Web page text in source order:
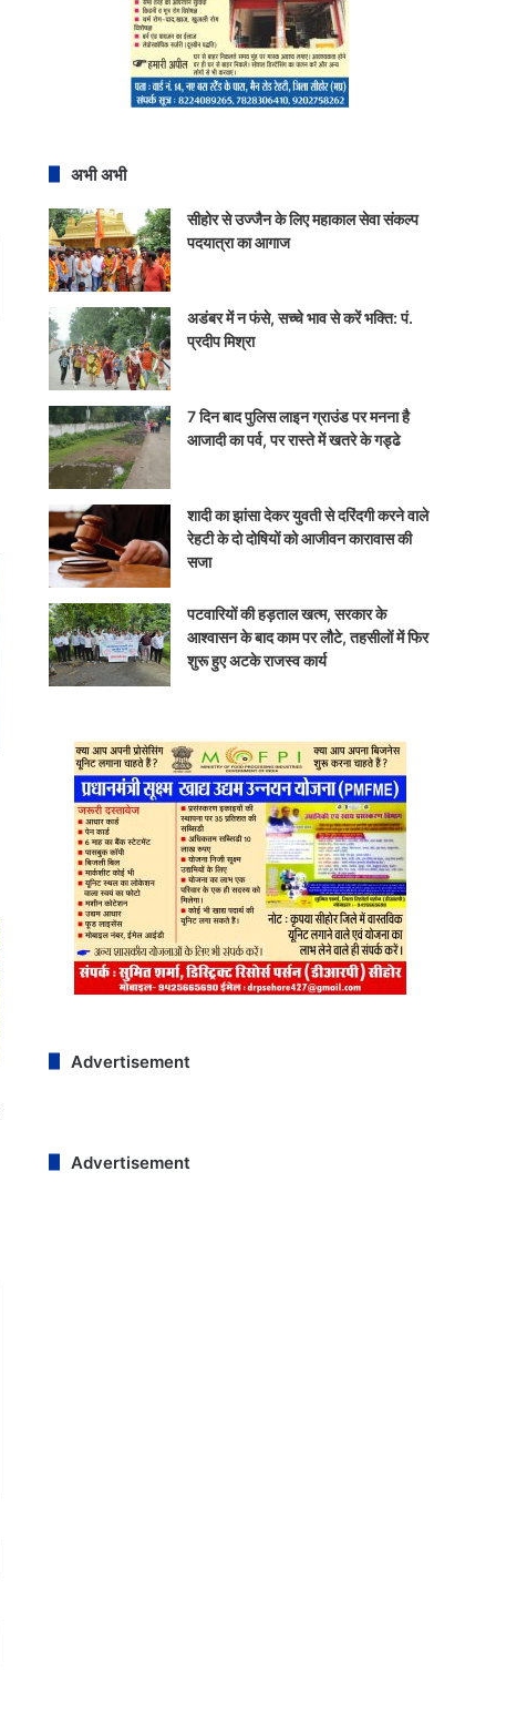
अभी अभी
सीहोर से उज्जैन के लिए महाकाल सेवा संकल्प
पदयात्रा का आगाज
अडंबर में न फंसे, सच्चे भाव से करें भक्ति: पं.
प्रदीप मिश्रा
7 दिन बाद पुलिस लाइन ग्राउंड पर मनना है
आजादी का पर्व, पर रास्ते में खतरे के गड्ढे
शादी का झांसा देकर युवती से दरिंदगी करने वाले
रेहटी के दो दोषियों को आजीवन कारावास की
सजा
पटवारियों की हड़ताल खत्म, सरकार के
आश्वासन के बाद काम पर लौटे, तहसीलों में फिर
शुरू हुए अटके राजस्व कार्य
Advertisement
Advertisement